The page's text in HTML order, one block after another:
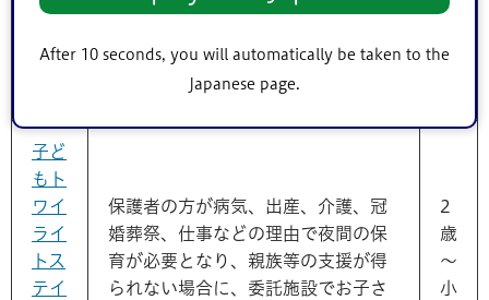
After 10 seconds, you will automatically be taken to the
Japanese page.
事業
泊あ
力家庭宅でお子さんの一時預かりを
す。
歳
満
子ど
もト
ワイ
ライ
トス
テイ
保護者の方が病気、出産、介護、冠
婚葬祭、仕事などの理由で夜間の保
育が必要となり、親族等の支援が得
られない場合に、委託施設でお子さ
2
歳
～
小